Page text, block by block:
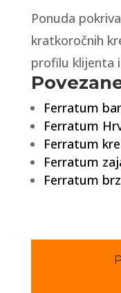
Ponuda
kratkoročnih
profilu klijenta
Ferratum
Ferratum
Ferratum
Ferratum
Ferratum